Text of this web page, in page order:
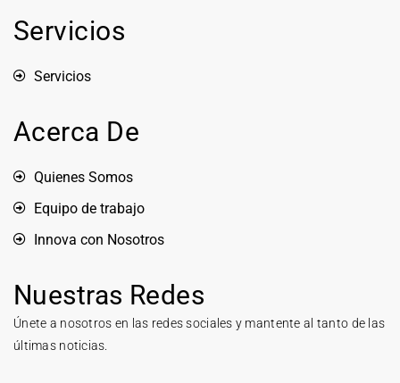
Servicios
Servicios
Acerca De
Quienes Somos
Equipo de trabajo
Innova con Nosotros
Nuestras Redes
Únete a nosotros en las redes sociales y mantente al tanto de las
últimas noticias.